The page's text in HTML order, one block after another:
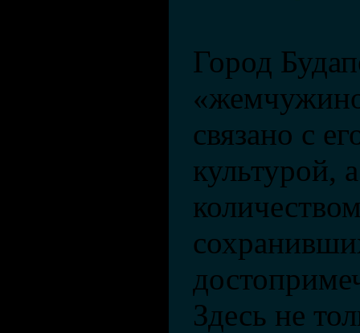
Город
связано с
культурой,
Здесь не